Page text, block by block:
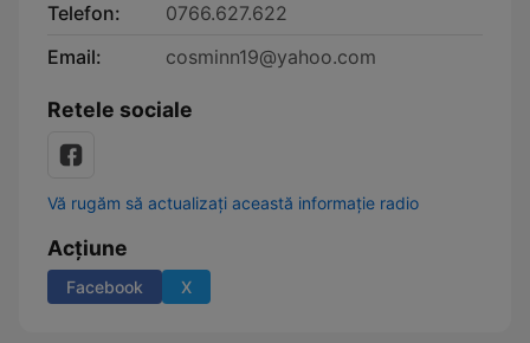
Telefon:
0766.627.622
Email:
cosminn19@yahoo.com
Retele sociale
Vă rugăm să actualizați această informație radio
Acțiune
Facebook X